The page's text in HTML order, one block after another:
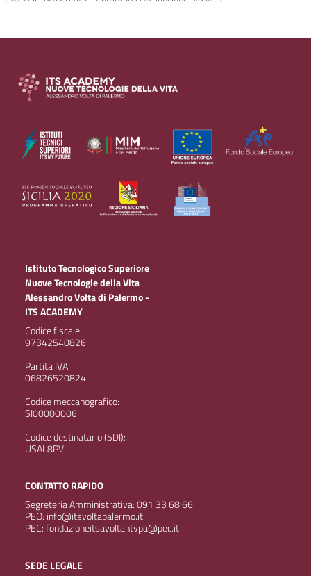
Istituto Tecnologico Superiore
Nuove Tecnologie della Vita
Alessandro Volta di Palermo -
ITS ACADEMY
Codice fiscale
97342540826
Partita IVA
06826520824
Codice meccanografico:
SI00000006
Codice destinatario (SDI):
USAL8PV
CONTATTO RAPIDO
Segreteria Amministrativa: 091 33 68 66
PEO: info@itsvoltapalermo.it
PEC: fondazioneitsavoltantvpa@pec.it
SEDE LEGALE